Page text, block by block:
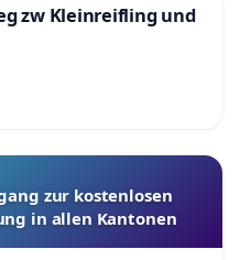
zw Kleinreifling und
zur kostenlosen
in allen Kantonen